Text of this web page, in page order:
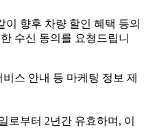
향후 차량 할인 혜택 등의
수신 동의를 요청드립니
스 안내 등 마케팅 정보 제
로부터 2년간 유효하며, 이